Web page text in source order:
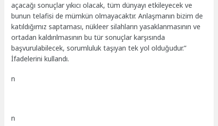
açacağı sonuçlar yıkıcı olacak, tüm dünyayı etkileyecek ve
bunun telafisi de mümkün olmayacaktır. Anlaşmanın bizim de
katıldığımız saptaması, nükleer silahların yasaklanmasının ve
ortadan kaldırılmasının bu tür sonuçlar karşısında
başvurulabilecek, sorumluluk taşıyan tek yol olduğudur.”
İfadelerini kullandı.
n
n